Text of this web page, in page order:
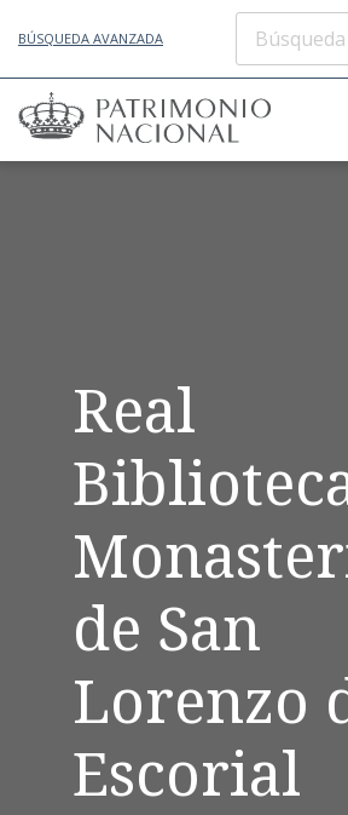
BÚSQUEDA AVANZADA
Real
de San
Lorenzo
Escorial